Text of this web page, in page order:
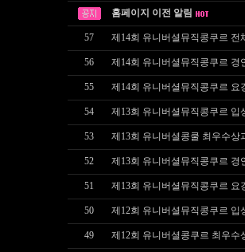
홈페이지 이전 알림
57 제14회 유니버셜뮤직콩쿠르
56 제14회 유니버셜뮤직콩쿠르 경
55 제14회 유니버셜뮤직콩쿠르 요
54 제13회 유니버셜뮤직콩쿠르 입
53 제13회 유니버셜콩쿨 최우수상
52 제13회 유니버셜뮤직콩쿠르 경
51 제13회 유니버셜뮤직콩쿠르 요
50 제12회 유니버셜뮤직콩쿠르 입
49 제12회 유니버셜콩쿠르 최우수